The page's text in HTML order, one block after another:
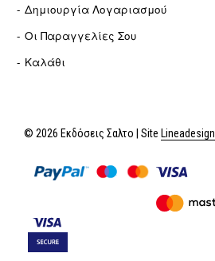
Δημιουργία Λογαριασμού
Οι Παραγγελίες Σου
Καλάθι
© 2026 Εκδόσεις Σαλτο | Site Lineadesign